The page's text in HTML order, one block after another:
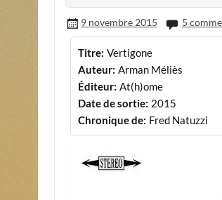
9 novembre 2015 5
Titre: Vertigone
Auteur: Arman Méliès
Éditeur: At(h)ome
Date de sortie: 2015
Chronique de: Fred Natuzzi